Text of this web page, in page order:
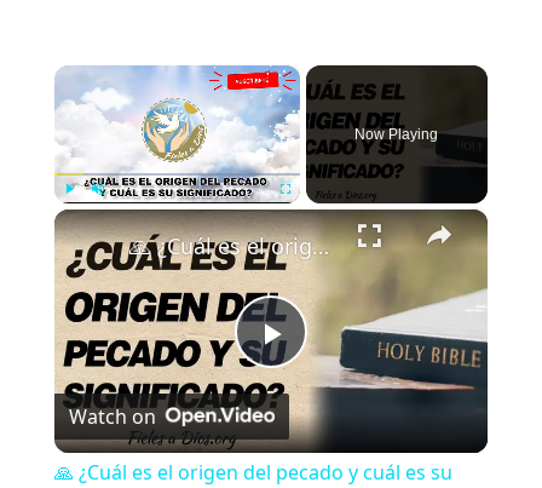
×
Play Unmute Fullscreen
Now Playing
×
P
l
🙏 ¿Cuál es el origen del pecado y cuál es su significado? 🙏
Watch on
🙏 ¿Cuál es el origen del pecado y cuál es su